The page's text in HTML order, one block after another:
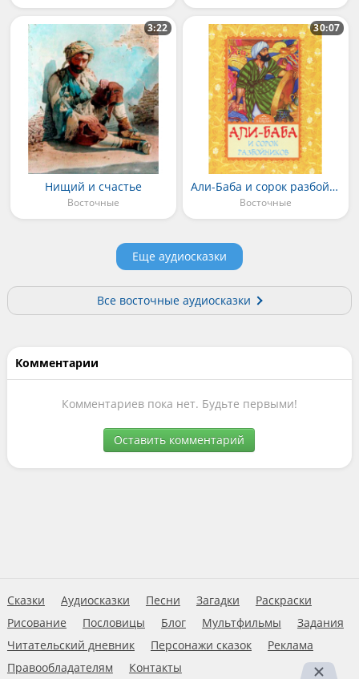
Нищий и счастье
Восточные
3:22
Али-Баба и сорок разбойников
Восточные
30:07
Еще аудиосказки
Все восточные аудиосказки
Комментарии
Комментариев пока нет. Будьте первыми!
Оставить комментарий
Сказки Аудиосказки Песни Загадки
Раскраски
Рисование
Пословицы Блог Мультфильмы
Задания
Читательский дневник
Персонажи сказок
Реклама
Правообладателям
Контакты